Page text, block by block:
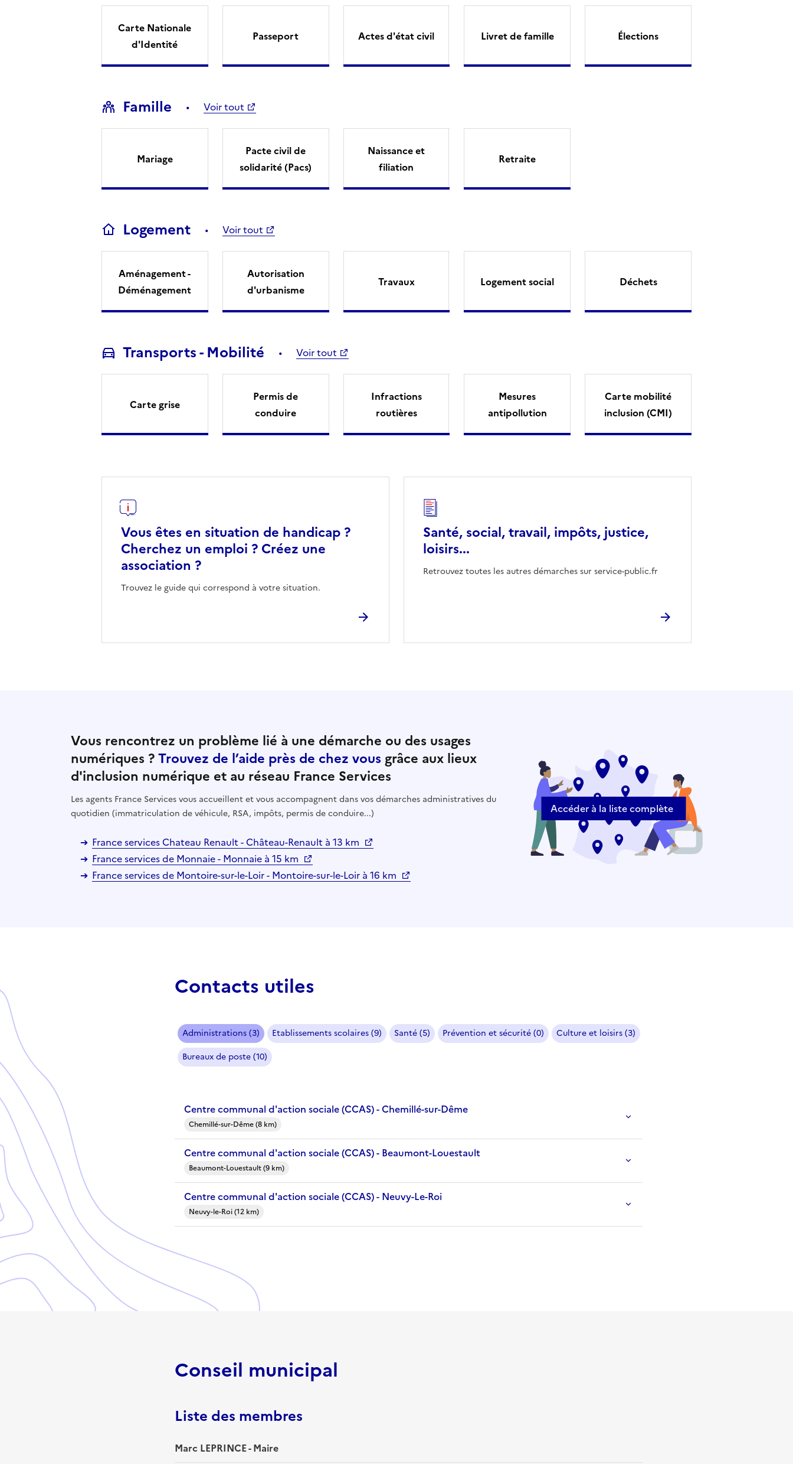
Carte Nationale
d'Identité
Passeport Actes d'état civil Livret de famille Élections
Famille Voir tout
Mariage
Pacte civil de
solidarité (Pacs)
Naissance et
filiation
Retraite
Logement Voir tout
Aménagement -
Déménagement
Autorisation
d'urbanisme
Travaux Logement social Déchets
Transports - Mobilité Voir tout
Carte grise
Permis de
conduire
Infractions
routières
Mesures
antipollution
Carte mobilité
inclusion (CMI)
Vous êtes en situation de handicap ?
Cherchez un emploi ? Créez une
association ?
Trouvez le guide qui correspond à votre situation.
Santé, social, travail, impôts, justice,
loisirs...
Retrouvez toutes les autres démarches sur service-public.fr
Vous rencontrez un problème lié à une démarche ou des usages
numériques ?Trouvez de l’aide près de chez vous grâce aux lieux
d'inclusion numérique et au réseau France Services
Les agents France Services vous accueillent et vous accompagnent dans vos démarches administratives du
quotidien (immatriculation de véhicule, RSA, impôts, permis de conduire...)
France services Chateau Renault - Château-Renault à 13 km
France services de Monnaie - Monnaie à 15 km
France services de Montoire-sur-le-Loir - Montoire-sur-le-Loir à 16 km
Accéder à la liste complète
Contacts utiles
Administrations (3) Etablissements scolaires (9) Santé (5) Prévention et sécurité (0)
Culture et loisirs (3)
Bureaux de poste (10)
Centre communal d'action sociale (CCAS) - Chemillé-sur-Dême
Chemillé-sur-Dême (8 km)
Centre communal d'action sociale (CCAS) - Beaumont-Louestault
Beaumont-Louestault (9 km)
Centre communal d'action sociale (CCAS) - Neuvy-Le-Roi
Neuvy-le-Roi (12 km)
Conseil municipal
Liste des membres
Marc LEPRINCE - Maire